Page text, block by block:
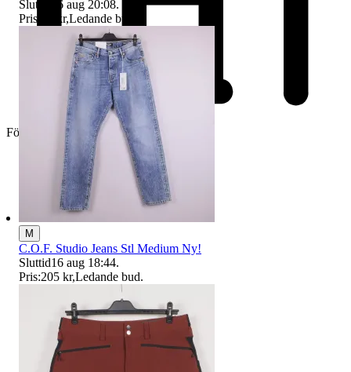
Företag
Sluttid
16 aug 20:08.
Pris:
55 kr,Ledande bud
M
C.O.F. Studio Jeans Stl Medium Ny!
Sluttid16 aug 18:44.
Pris:205 kr,Ledande bud.